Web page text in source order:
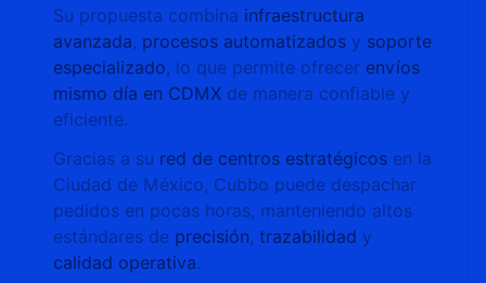
Su propuesta combina infraestructura
avanzada, procesos automatizados y soporte
especializado, lo que permite ofrecer envíos
mismo día en CDMX de manera confiable y
eficiente.
Gracias a su red de centros estratégicos en la
Ciudad de México, Cubbo puede despachar
pedidos en pocas horas, manteniendo altos
estándares de precisión, trazabilidad y
calidad operativa.